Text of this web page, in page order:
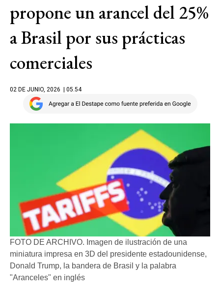
propone un arancel del 25%
a Brasil por sus prácticas
comerciales
02 DE JUNIO, 2026 | 05.54
FOTO DE ARCHIVO. Imagen de ilustración de una
miniatura impresa en 3D del presidente estadounidense,
Donald Trump, la bandera de Brasil y la palabra
"Aranceles" en inglés